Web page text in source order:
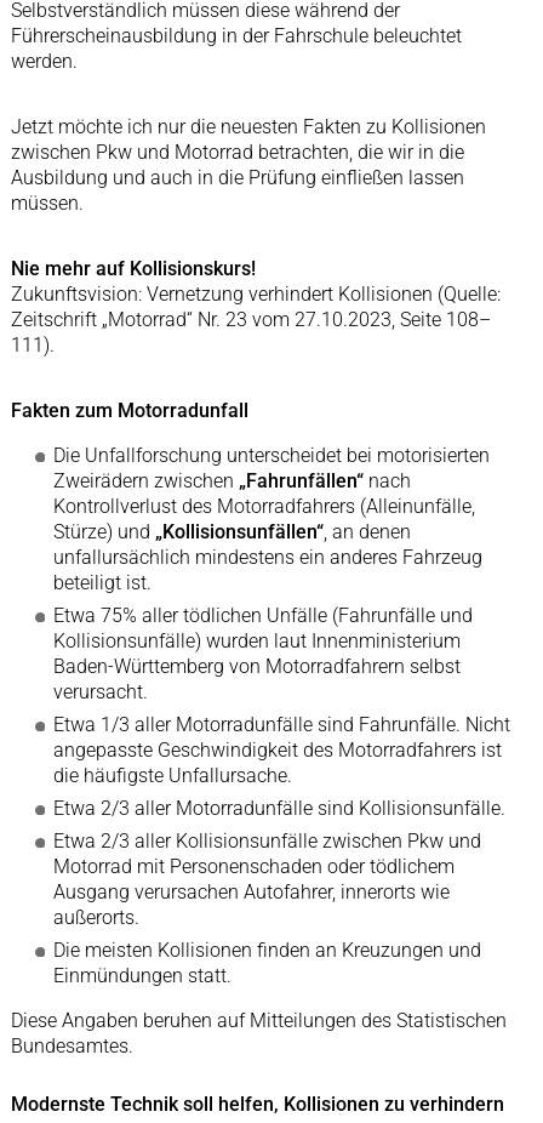
Selbstverständlich müssen diese während der
Führerscheinausbildung in der Fahrschule beleuchtet
werden.
Jetzt möchte ich nur die neuesten Fakten zu Kollisionen
zwischen Pkw und Motorrad betrachten, die wir in die
Ausbildung und auch in die Prüfung einfließen lassen
müssen.
Nie mehr auf Kollisionskurs!
Zukunftsvision: Vernetzung verhindert Kollisionen (Quelle:
Zeitschrift „Motorrad“ Nr. 23 vom 27.10.2023, Seite 108–
111).
Fakten zum Motorradunfall
Die Unfallforschung unterscheidet bei motorisierten
Zweirädern zwischen „Fahrunfällen“nach
Kontrollverlust des Motorradfahrers (Alleinunfälle,
Stürze) und „Kollisionsunfällen“, an denen
unfallursächlich mindestens ein anderes Fahrzeug
beteiligt ist.
Etwa 75% aller tödlichen Unfälle (Fahrunfälle und
Kollisionsunfälle) wurden laut Innenministerium
Baden-Württemberg von Motorradfahrern selbst
verursacht.
Etwa 1/3 aller Motorradunfälle sind Fahrunfälle. Nicht
angepasste Geschwindigkeit des Motorradfahrers ist
die häufigste Unfallursache.
Etwa 2/3 aller Motorradunfälle sind Kollisionsunfälle.
Etwa 2/3 aller Kollisionsunfälle zwischen Pkw und
Motorrad mit Personenschaden oder tödlichem
Ausgang verursachen Autofahrer, innerorts wie
außerorts.
Die meisten Kollisionen finden an Kreuzungen und
Einmündungen statt.
Diese Angaben beruhen auf Mitteilungen des Statistischen
Bundesamtes.
Modernste Technik soll helfen, Kollisionen zu verhindern